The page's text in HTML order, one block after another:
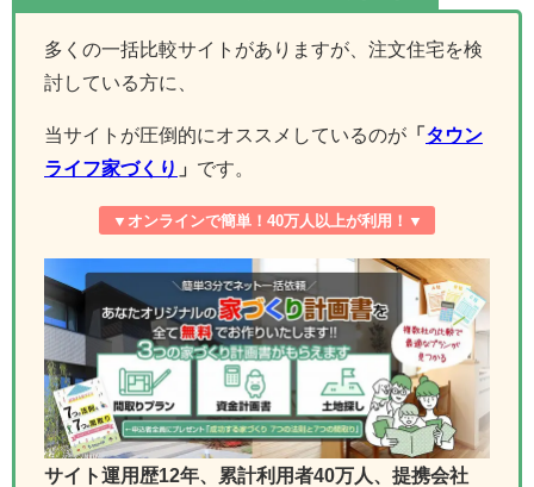
多くの一括比較サイトがありますが、注文住宅を検
討している方に、
当サイトが圧倒的にオススメしているのが 「 タウン
ライフ家づくり 」 です。
▼オンラインで簡単！40万人以上が利用！▼
サイト運用歴12年、累計利用者40万人、提携会社